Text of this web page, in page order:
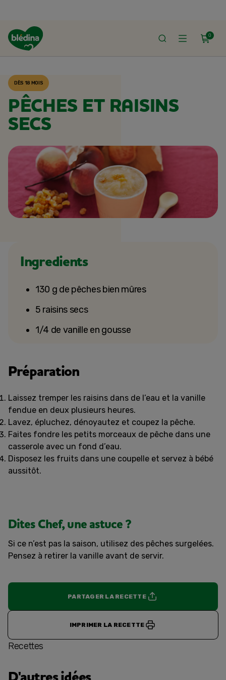
0
ACCUEIL
DÈS 18 MOIS
PÊCHES ET RAISINS
SECS
Ingredients
130 g de pêches bien mûres
5 raisins secs
1/4 de vanille en gousse
Préparation
Laissez tremper les raisins dans de l’eau et la vanille
fendue en deux plusieurs heures.
Lavez, épluchez, dénoyautez et coupez la pêche.
Faites fondre les petits morceaux de pêche dans une
casserole avec un fond d’eau.
Disposez les fruits dans une coupelle et servez à bébé
aussitôt.
Dites Chef, une astuce ?
Si ce n’est pas la saison, utilisez des pêches surgelées.
Pensez à retirer la vanille avant de servir.
PARTAGER LA RECETTE
IMPRIMER LA RECETTE
Recettes